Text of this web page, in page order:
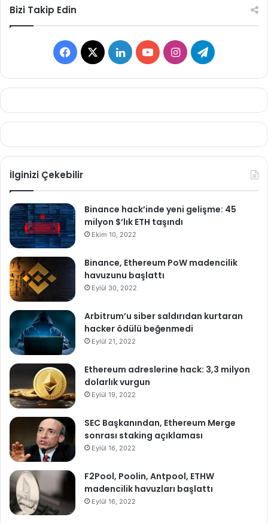
Bizi Takip Edin
Facebook
X LinkedInYouTubeInstagramTelegram
İlginizi Çekebilir
Binance hack’inde yeni gelişme: 45
milyon $’lık ETH taşındı
Ekim 10, 2022
Binance, Ethereum PoW madencilik
havuzunu başlattı
Eylül 30, 2022
Arbitrum’u siber saldırıdan kurtaran
hacker ödülü beğenmedi
Eylül 21, 2022
Ethereum adreslerine hack: 3,3 milyon
dolarlık vurgun
Eylül 19, 2022
SEC Başkanından, Ethereum Merge
sonrası staking açıklaması
Eylül 16, 2022
F2Pool, Poolin, Antpool, ETHW
madencilik havuzları başlattı
Eylül 16, 2022